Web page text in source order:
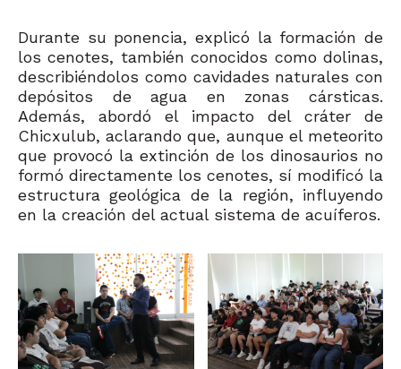
Durante su ponencia, explicó la formación de
los cenotes, también conocidos como dolinas,
describiéndolos como cavidades naturales con
depósitos de agua en zonas cársticas.
Además, abordó el impacto del cráter de
Chicxulub, aclarando que, aunque el meteorito
que provocó la extinción de los dinosaurios no
formó directamente los cenotes, sí modificó la
estructura geológica de la región, influyendo
en la creación del actual sistema de acuíferos.